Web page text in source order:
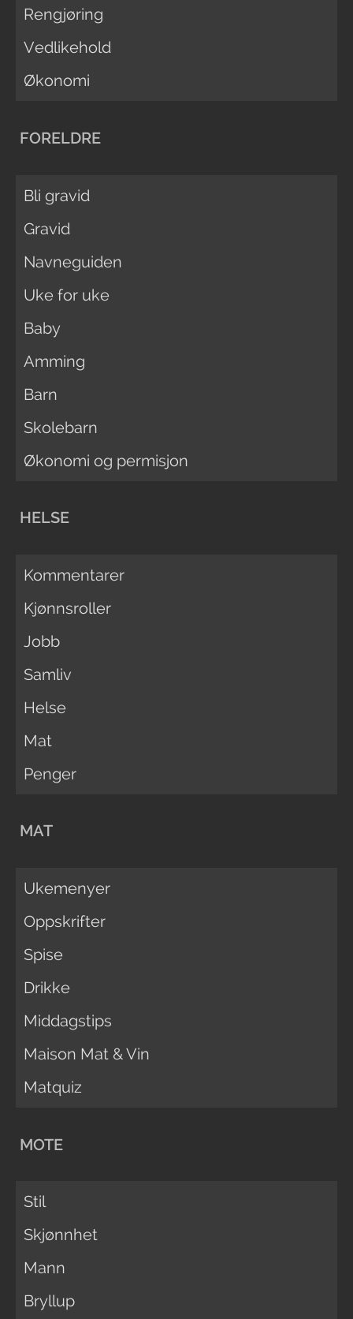
Rengjøring
Vedlikehold
Økonomi
FORELDRE
Bli gravid
Gravid
Navneguiden
Uke for uke
Baby
Amming
Barn
Skolebarn
Økonomi og permisjon
HELSE
Kommentarer
Kjønnsroller
Jobb
Samliv
Helse
Mat
Penger
MAT
Ukemenyer
Oppskrifter
Spise
Drikke
Middagstips
Maison Mat & Vin
Matquiz
MOTE
Stil
Skjønnhet
Mann
Bryllup